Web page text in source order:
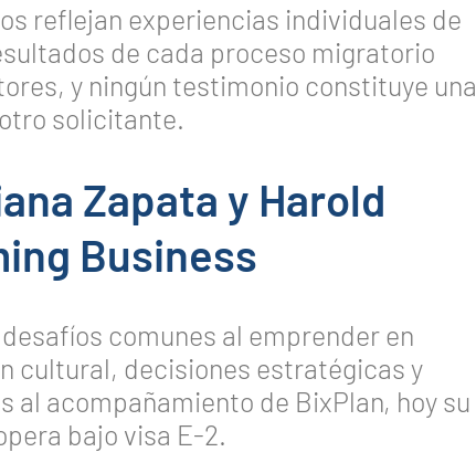
reflejan experiencias individuales de
de cada proceso migratorio
y ningún testimonio constituye una
solicitante.
Zapata y Harold
Business
comunes al emprender en
cultural, decisiones estratégicas y
al acompañamiento de BixPlan, hoy su
bajo visa E-2.